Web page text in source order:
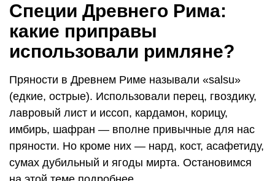
Специи Древнего Рима:
какие приправы
использовали римляне?
Пряности в Древнем Риме называли «salsu»
(едкие, острые). Использовали перец, гвоздику,
лавровый лист и иссоп, кардамон, корицу,
имбирь, шафран — вполне привычные для нас
пряности. Но кроме них — нард, кост, асафетиду,
сумах дубильный и ягоды мирта. Остановимся